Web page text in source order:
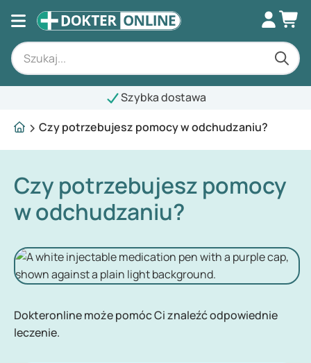
Szybka dostawa
Czy potrzebujesz pomocy w odchudzaniu?
Czy potrzebujesz pomocy
w odchudzaniu?
Dokteronline może pomóc Ci znaleźć odpowiednie
leczenie.